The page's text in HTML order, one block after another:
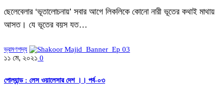
ছেলেবেলার ‘ভূতালোচনায়’ সবার আগে লিকলিকে কোনো নারী ভূতের কথাই মাথায়
আসত। যে ভূতের বয়স যত…
ভ্রমণগদ্য
১১ মে, ২০২১ 0
পোল্যান্ড : লেস ওয়ালেসার দেশ ।। পর্ব-০৩